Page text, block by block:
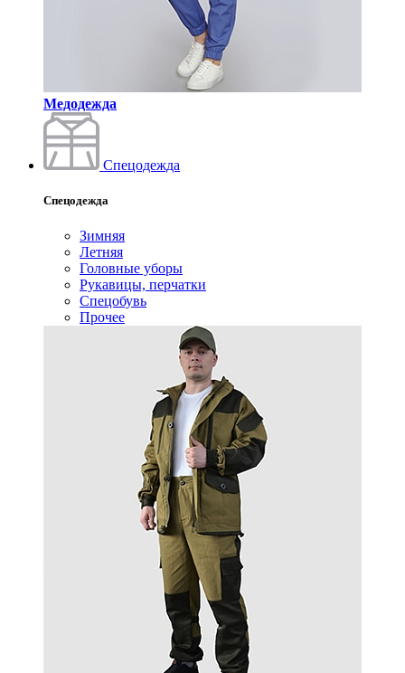
Медодежда
Спецодежда
Спецодежда
Зимняя
Летняя
Головные уборы
Рукавицы, перчатки
Спецобувь
Прочее